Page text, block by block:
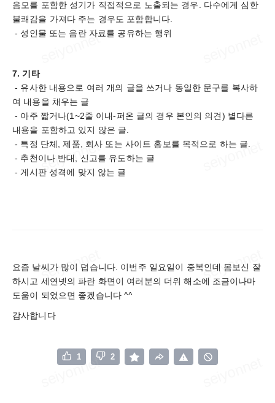
음모를 포함한 성기가 직접적으로 노출되는 경우. 다수에게 심한
불쾌감을 가져다 주는 경우도 포함합니다.
- 성인물 또는 음란 자료를 공유하는 행위
7. 기타
- 유사한 내용으로 여러 개의 글을 쓰거나 동일한 문구를 복사하
여 내용을 채우는 글
- 아주 짧거나(1~2줄 이내-퍼온 글의 경우 본인의 의견) 별다른
내용을 포함하고 있지 않은 글.
- 특정 단체, 제품, 회사 또는 사이트 홍보를 목적으로 하는 글.
- 추천이나 반대, 신고를 유도하는 글
- 게시판 성격에 맞지 않는 글
요즘 날씨가 많이 덥습니다. 이번주 일요일이 중복인데 몸보신 잘
하시고 세연넷의 파란 화면이 여러분의 더위 해소에 조금이나마
도움이 되었으면 좋겠습니다 ^^
감사합니다
1 2